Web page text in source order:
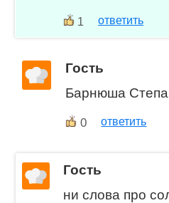
1 ответить
Гость
Барнюша
0 ответить
Гость
ни слова про